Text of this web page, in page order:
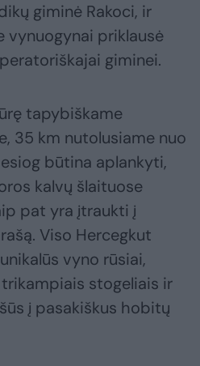
giminė Rakoci, ir
vynuogynai priklausė
giminei.
tapybiškame
35 km nutolusiame nuo
būtina aplankyti,
kalvų šlaituose
pat yra įtraukti į
Viso Hercegkut
vyno rūsiai,
stogeliais ir
į pasakiškus hobitų